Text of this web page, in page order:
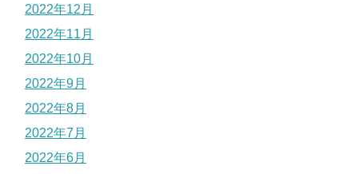
2022年12月
2022年11月
2022年10月
2022年9月
2022年8月
2022年7月
2022年6月